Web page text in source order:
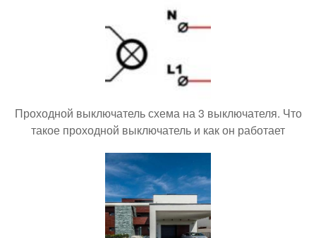
Проходной выключатель схема на 3 выключателя. Что
такое проходной выключатель и как он работает